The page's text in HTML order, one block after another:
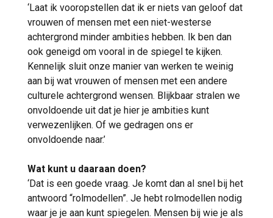
‘Laat ik vooropstellen dat ik er niets van geloof dat
vrouwen of mensen met een niet-westerse
achtergrond minder ambities hebben. Ik ben dan
ook geneigd om vooral in de spiegel te kijken.
Kennelijk sluit onze manier van werken te weinig
aan bij wat vrouwen of mensen met een andere
culturele achtergrond wensen. Blijkbaar stralen we
onvoldoende uit dat je hier je ambities kunt
verwezenlijken. Of we gedragen ons er
onvoldoende naar.’
Wat kunt u daaraan doen?
‘Dat is een goede vraag. Je komt dan al snel bij het
antwoord “rolmodellen”. Je hebt rolmodellen nodig
waar je je aan kunt spiegelen. Mensen bij wie je als